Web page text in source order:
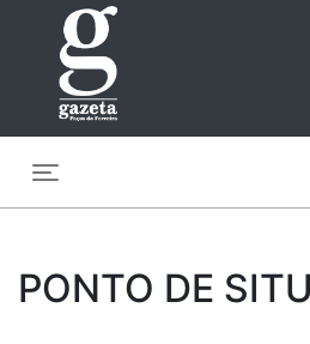
PONTO DE